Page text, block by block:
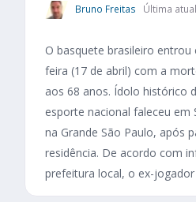
Bruno Freitas Última
O basquete brasileiro
feira (17 de abril) com a
aos 68 anos. Ídolo histórico
esporte nacional faleceu em
na Grande São Paulo, após
residência. De acordo com
prefeitura local, o ex-